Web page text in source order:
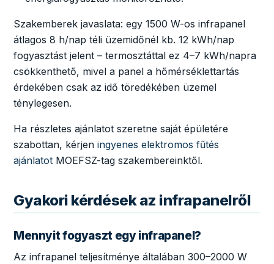
Szakemberek javaslata: egy 1500 W-os infrapanel
átlagos 8 h/nap téli üzemidőnél kb. 12 kWh/nap
fogyasztást jelent – termosztáttal ez 4–7 kWh/napra
csökkenthető, mivel a panel a hőmérséklettartás
érdekében csak az idő töredékében üzemel
ténylegesen.
Ha részletes ajánlatot szeretne saját épületére
szabottan, kérjen ingyenes elektromos fűtés
ajánlatot MOEFSZ-tag szakembereinktől.
Gyakori kérdések az infrapanelről
Mennyit fogyaszt egy infrapanel?
Az infrapanel teljesítménye általában 300–2000 W